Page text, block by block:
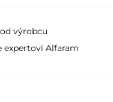
výrobcu
expertovi Alfaram